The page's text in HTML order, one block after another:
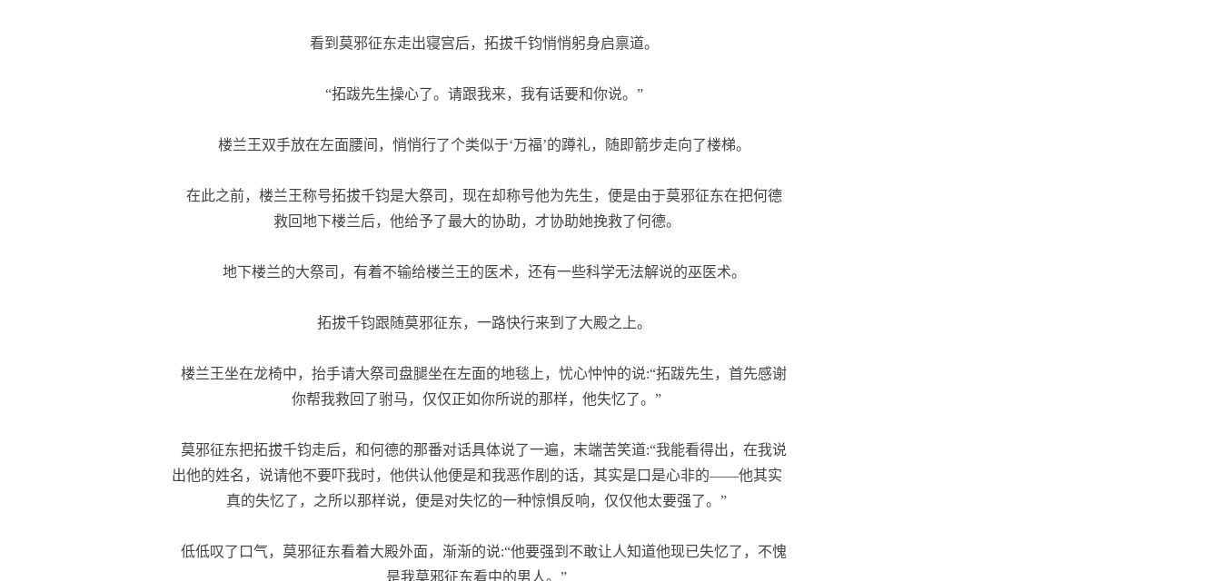
看到莫邪征东走出寝宫后，拓拔千钧悄悄躬身启禀道。
“拓跋先生操心了。请跟我来，我有话要和你说。”
楼兰王双手放在左面腰间，悄悄行了个类似于‘万福’的蹲礼，随即箭步走向了楼梯。
在此之前，楼兰王称号拓拔千钧是大祭司，现在却称号他为先生，便是由于莫邪征东在把何德
救回地下楼兰后，他给予了最大的协助，才协助她挽救了何德。
地下楼兰的大祭司，有着不输给楼兰王的医术，还有一些科学无法解说的巫医术。
拓拔千钧跟随莫邪征东，一路快行来到了大殿之上。
楼兰王坐在龙椅中，抬手请大祭司盘腿坐在左面的地毯上，忧心忡忡的说:“拓跋先生，首先感谢
你帮我救回了驸马，仅仅正如你所说的那样，他失忆了。”
莫邪征东把拓拔千钧走后，和何德的那番对话具体说了一遍，末端苦笑道:“我能看得出，在我说
出他的姓名，说请他不要吓我时，他供认他便是和我恶作剧的话，其实是口是心非的——他其实
真的失忆了，之所以那样说，便是对失忆的一种惊惧反响，仅仅他太要强了。”
低低叹了口气，莫邪征东看着大殿外面，渐渐的说:“他要强到不敢让人知道他现已失忆了，不愧
是我莫邪征东看中的男人。”